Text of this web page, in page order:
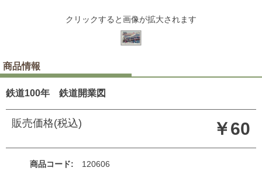
クリックすると画像が拡大されます
商品情報
鉄道100年 鉄道開業図
販売価格(税込) ￥60
商品コード
120606